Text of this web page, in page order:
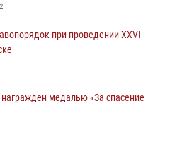
в Омске (видео)
2
при проведении XXVI
медалью «За спасение